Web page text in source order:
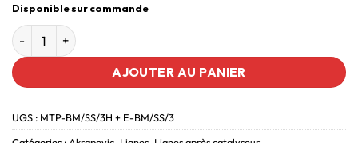
Disponible sur commande
AJOUTER AU PANIER
UGS : MTP-BM/SS/3H + E-BM/SS/3